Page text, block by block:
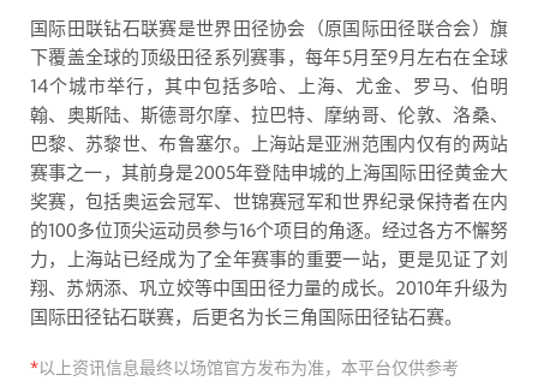
国际田联钻石联赛是世界田径协会（原国际田径联合会）旗
下覆盖全球的顶级田径系列赛事，每年5月至9月左右在全球
14个城市举行，其中包括多哈、上海、尤金、罗马、伯明
翰、奥斯陆、斯德哥尔摩、拉巴特、摩纳哥、伦敦、洛桑、
巴黎、苏黎世、布鲁塞尔。上海站是亚洲范围内仅有的两站
赛事之一，其前身是2005年登陆申城的上海国际田径黄金大
奖赛，包括奥运会冠军、世锦赛冠军和世界纪录保持者在内
的100多位顶尖运动员参与16个项目的角逐。经过各方不懈努
力，上海站已经成为了全年赛事的重要一站，更是见证了刘
翔、苏炳添、巩立姣等中国田径力量的成长。2010年升级为
国际田径钻石联赛，后更名为长三角国际田径钻石赛。
*以上资讯信息最终以场馆官方发布为准，本平台仅供参考